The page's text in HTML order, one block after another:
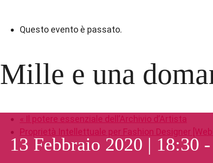
Questo evento è passato.
Mille e una
13 Febbraio 2020 | 18:30 -
« Il potere essenziale dell’Archivio d’Artista
Proprietà Intellettuale per Fashion Designer